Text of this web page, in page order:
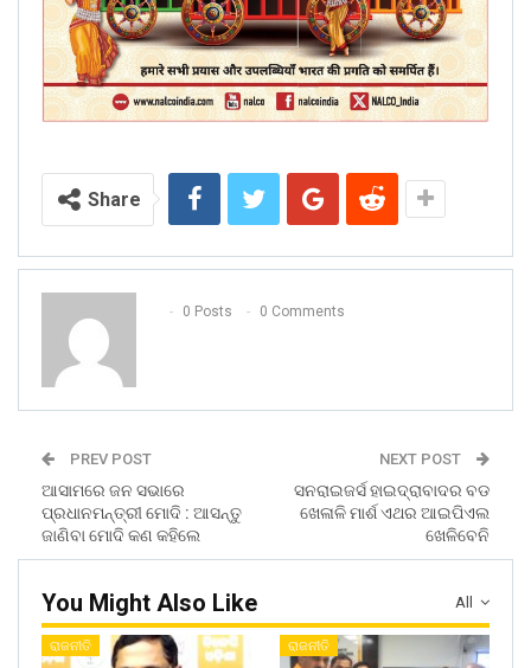
Share
0 Posts 0 Comments
PREV POST
ଆସାମରେ ଜନ ସଭାରେ
ପ୍ରଧାନମନ୍ତ୍ରୀ ମୋଦି : ଆସନ୍ତୁ
ଜାଣିବା ମୋଦି କଣ କହିଲେ
NEXT POST
ସନରାଇଜର୍ସ ହାଇଦ୍ରାବାଦର ବଡ
ଖେଳାଳି ମାର୍ଶ ଏଥର ଆଇପିଏଲ
ଖେଳିବେନି
All
You Might Also Like
ରାଜନୀତି ରାଜନୀତି